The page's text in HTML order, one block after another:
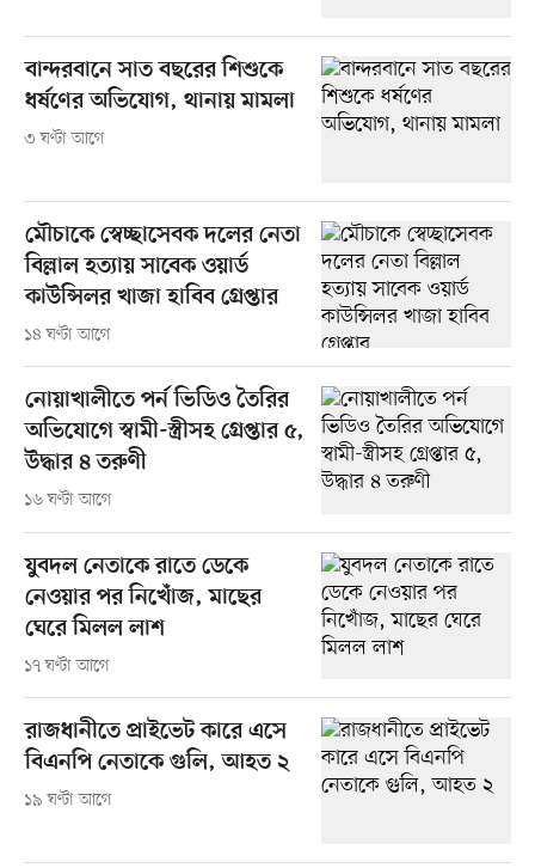
বান্দরবানে সাত বছরের শিশুকে
ধর্ষণের অভিযোগ, থানায় মামলা
৩ ঘণ্টা আগে
মৌচাকে স্বেচ্ছাসেবক দলের নেতা
বিল্লাল হত্যায় সাবেক ওয়ার্ড
কাউন্সিলর খাজা হাবিব গ্রেপ্তার
১৪ ঘণ্টা আগে
নোয়াখালীতে পর্ন ভিডিও তৈরির
অভিযোগে স্বামী-স্ত্রীসহ গ্রেপ্তার ৫,
উদ্ধার ৪ তরুণী
১৬ ঘণ্টা আগে
যুবদল নেতাকে রাতে ডেকে
নেওয়ার পর নিখোঁজ, মাছের
ঘেরে মিলল লাশ
১৭ ঘণ্টা আগে
রাজধানীতে প্রাইভেট কারে এসে
বিএনপি নেতাকে গুলি, আহত ২
১৯ ঘণ্টা আগে